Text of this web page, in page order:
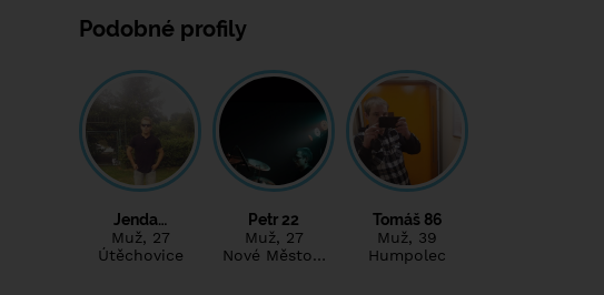
Podobné profily
Jenda…
Muž, 27
Útěchovice
Petr 22
Muž, 27
Nové Město…
Tomáš 86
Muž, 39
Humpolec